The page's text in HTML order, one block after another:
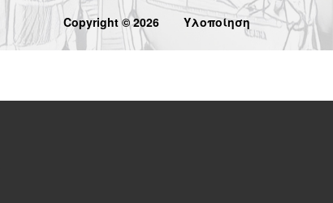
Copyright © 2026 Υλοποίηση